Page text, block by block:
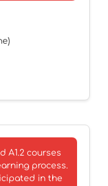
A1.2 courses
process.
in the